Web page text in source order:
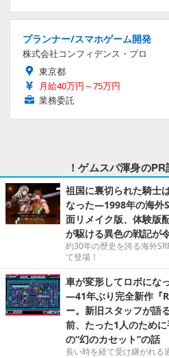
プランナー/スマホゲーム開発
株式会社コンフィデンス・プロ
東京都
月給40万円～75万円
業務委託
！ゲムスパ渾身のPR
祖国に裏切られた騎士
なった―1998年の海外
面リメイク版、体験版
が駆ける異色の戦記が
約30年の歴史を誇る海外
て登場！
車が変形してロボにな
―41年ぶり完全新作『
ー。新旧スタッフが語
前、たった1人のため
の“幻のカセット”の話
長い時を経て受け継がれる